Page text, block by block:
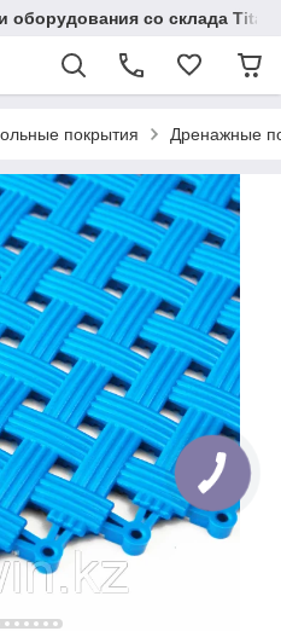
оборудования со склада
покрытия Дренажные